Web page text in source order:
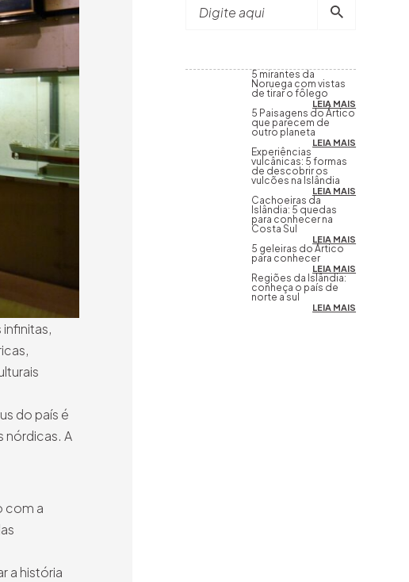
do país é
nórdicas. A
com a
a história
5 mirantes da
Noruega com vistas
de tirar o fôlego
LEIA MAIS
5 Paisagens do Ártico
que parecem de
outro planeta
LEIA MAIS
Experiências
vulcânicas: 5 formas
de descobrir os
vulcões na Islândia
LEIA MAIS
Cachoeiras da
Islândia: 5 quedas
para conhecer na
Costa Sul
LEIA MAIS
5 geleiras do Ártico
para conhecer
LEIA MAIS
Regiões da Islândia:
conheça o país de
norte a sul
LEIA MAIS